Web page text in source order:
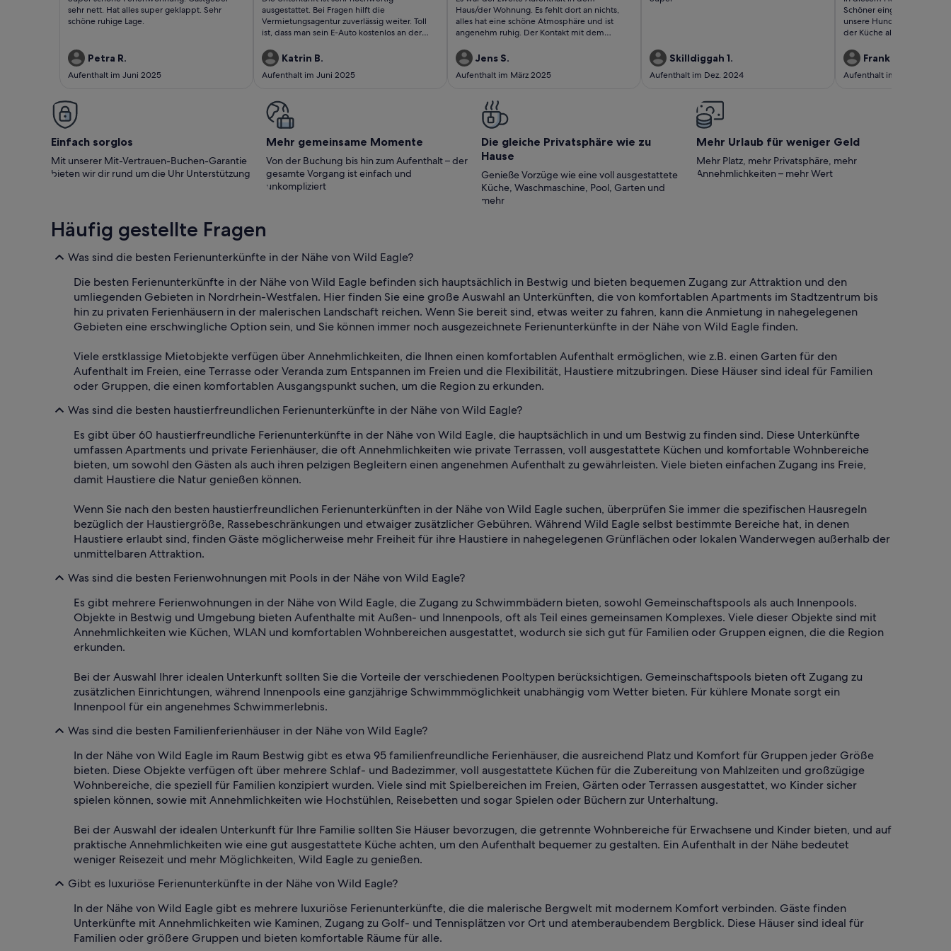
bewertungen)
sehr nett. Hat alles super geklappt. Sehr
schöne ruhige Lage.
Petra R.
Aufenthalt im Juni 2025
bewertungen)
ausgestattet. Bei Fragen hilft die
Vermietungsagentur zuverlässig weiter. Toll
ist, dass man sein E-Auto kostenlos an der
Katrin B.
Aufenthalt im Juni 2025
bewertungen)
Haus/der Wohnung. Es fehlt dort an nichts,
alles hat eine schöne Atmosphäre und ist
angenehm ruhig. Der Kontakt mit dem
und sympathisch. Wir sehen uns bald wieder.
Jens S.
Aufenthalt im März 2025
Skilldiggah 1.
Aufenthalt im Dez. 2024
bewertungen)
Schöner eingezäunter
unsere Hunde wohl
der Küche alles was man
Betten und schön
Lage zum See ist perfekt.
Kurzurlaub in vollen Zügen
Frank G.
Aufenthalt im Sept. 2024
Einfach sorglos
Mit unserer Mit-Vertrauen-Buchen-Garantie
bieten wir dir rund um die Uhr Unterstützung
Mehr gemeinsame Momente
Von der Buchung bis hin zum Aufenthalt – der
gesamte Vorgang ist einfach und
unkompliziert
Die gleiche Privatsphäre wie zu
Hause
Genieße Vorzüge wie eine voll ausgestattete
Küche, Waschmaschine, Pool, Garten und
mehr
Mehr Urlaub für weniger Geld
Mehr Platz, mehr Privatsphäre, mehr
Annehmlichkeiten – mehr Wert
Häufig gestellte Fragen
Was sind die besten Ferienunterkünfte in der Nähe von Wild Eagle?
Die besten Ferienunterkünfte in der Nähe von Wild Eagle befinden sich hauptsächlich in Bestwig und bieten bequemen Zugang zur Attraktion und den
umliegenden Gebieten in Nordrhein-Westfalen. Hier finden Sie eine große Auswahl an Unterkünften, die von komfortablen Apartments im Stadtzentrum bis
hin zu privaten Ferienhäusern in der malerischen Landschaft reichen. Wenn Sie bereit sind, etwas weiter zu fahren, kann die Anmietung in nahegelegenen
Gebieten eine erschwingliche Option sein, und Sie können immer noch ausgezeichnete Ferienunterkünfte in der Nähe von Wild Eagle finden.
Viele erstklassige Mietobjekte verfügen über Annehmlichkeiten, die Ihnen einen komfortablen Aufenthalt ermöglichen, wie z.B. einen Garten für den
Aufenthalt im Freien, eine Terrasse oder Veranda zum Entspannen im Freien und die Flexibilität, Haustiere mitzubringen. Diese Häuser sind ideal für Familien
oder Gruppen, die einen komfortablen Ausgangspunkt suchen, um die Region zu erkunden.
Was sind die besten haustierfreundlichen Ferienunterkünfte in der Nähe von Wild Eagle?
Es gibt über 60 haustierfreundliche Ferienunterkünfte in der Nähe von Wild Eagle, die hauptsächlich in und um Bestwig zu finden sind. Diese Unterkünfte
umfassen Apartments und private Ferienhäuser, die oft Annehmlichkeiten wie private Terrassen, voll ausgestattete Küchen und komfortable Wohnbereiche
bieten, um sowohl den Gästen als auch ihren pelzigen Begleitern einen angenehmen Aufenthalt zu gewährleisten. Viele bieten einfachen Zugang ins Freie,
damit Haustiere die Natur genießen können.
Wenn Sie nach den besten haustierfreundlichen Ferienunterkünften in der Nähe von Wild Eagle suchen, überprüfen Sie immer die spezifischen Hausregeln
bezüglich der Haustiergröße, Rassebeschränkungen und etwaiger zusätzlicher Gebühren. Während Wild Eagle selbst bestimmte Bereiche hat, in denen
Haustiere erlaubt sind, finden Gäste möglicherweise mehr Freiheit für ihre Haustiere in nahegelegenen Grünflächen oder lokalen Wanderwegen außerhalb der
unmittelbaren Attraktion.
Was sind die besten Ferienwohnungen mit Pools in der Nähe von Wild Eagle?
Es gibt mehrere Ferienwohnungen in der Nähe von Wild Eagle, die Zugang zu Schwimmbädern bieten, sowohl Gemeinschaftspools als auch Innenpools.
Objekte in Bestwig und Umgebung bieten Aufenthalte mit Außen- und Innenpools, oft als Teil eines gemeinsamen Komplexes. Viele dieser Objekte sind mit
Annehmlichkeiten wie Küchen, WLAN und komfortablen Wohnbereichen ausgestattet, wodurch sie sich gut für Familien oder Gruppen eignen, die die Region
erkunden.
Bei der Auswahl Ihrer idealen Unterkunft sollten Sie die Vorteile der verschiedenen Pooltypen berücksichtigen. Gemeinschaftspools bieten oft Zugang zu
zusätzlichen Einrichtungen, während Innenpools eine ganzjährige Schwimmmöglichkeit unabhängig vom Wetter bieten. Für kühlere Monate sorgt ein
Innenpool für ein angenehmes Schwimmerlebnis.
Was sind die besten Familienferienhäuser in der Nähe von Wild Eagle?
In der Nähe von Wild Eagle im Raum Bestwig gibt es etwa 95 familienfreundliche Ferienhäuser, die ausreichend Platz und Komfort für Gruppen jeder Größe
bieten. Diese Objekte verfügen oft über mehrere Schlaf- und Badezimmer, voll ausgestattete Küchen für die Zubereitung von Mahlzeiten und großzügige
Wohnbereiche, die speziell für Familien konzipiert wurden. Viele sind mit Spielbereichen im Freien, Gärten oder Terrassen ausgestattet, wo Kinder sicher
spielen können, sowie mit Annehmlichkeiten wie Hochstühlen, Reisebetten und sogar Spielen oder Büchern zur Unterhaltung.
Bei der Auswahl der idealen Unterkunft für Ihre Familie sollten Sie Häuser bevorzugen, die getrennte Wohnbereiche für Erwachsene und Kinder bieten, und auf
praktische Annehmlichkeiten wie eine gut ausgestattete Küche achten, um den Aufenthalt bequemer zu gestalten. Ein Aufenthalt in der Nähe bedeutet
weniger Reisezeit und mehr Möglichkeiten, Wild Eagle zu genießen.
Gibt es luxuriöse Ferienunterkünfte in der Nähe von Wild Eagle?
In der Nähe von Wild Eagle gibt es mehrere luxuriöse Ferienunterkünfte, die die malerische Bergwelt mit modernem Komfort verbinden. Gäste finden
Unterkünfte mit Annehmlichkeiten wie Kaminen, Zugang zu Golf- und Tennisplätzen vor Ort und atemberaubendem Bergblick. Diese Häuser sind ideal für
Familien oder größere Gruppen und bieten komfortable Räume für alle.